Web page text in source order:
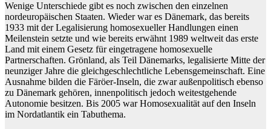
Wenige Unterschiede gibt es noch zwischen den einzelnen
nordeuropäischen Staaten. Wieder war es Dänemark, das bereits
1933 mit der Legalisierung homosexueller Handlungen einen
Meilenstein setzte und wie bereits erwähnt 1989 weltweit das erste
Land mit einem Gesetz für eingetragene homosexuelle
Partnerschaften. Grönland, als Teil Dänemarks, legalisierte Mitte der
neunziger Jahre die gleichgeschlechtliche Lebensgemeinschaft. Eine
Ausnahme bilden die Färöer-Inseln, die zwar außenpolitisch ebenso
zu Dänemark gehören, innenpolitisch jedoch weitestgehende
Autonomie besitzen. Bis 2005 war Homosexualität auf den Inseln
im Nordatlantik ein Tabuthema.